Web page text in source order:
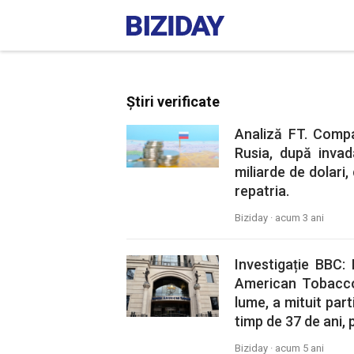
Știri verificate
Analiză FT.
Rusia, după
miliarde de
repatria.
Biziday · acum 3 ani
Investigație
American
lume, a mituit
timp de 37 de ani,
Biziday · acum 5 ani